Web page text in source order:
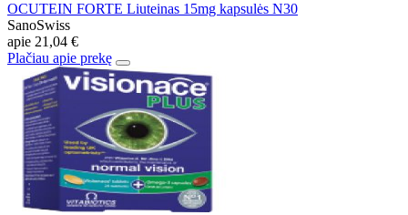
OCUTEIN FORTE Liuteinas 15mg kapsulės N30
SanoSwiss
apie 21,04 €
Plačiau apie prekę